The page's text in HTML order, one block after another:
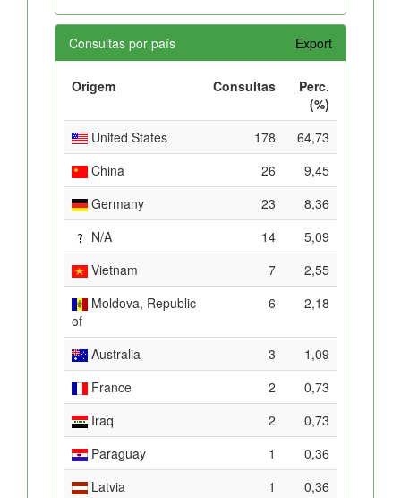
Consultas por país Export
Origem Consultas
Perc.
(%)
United States
178
64,73
China
26
9,45
Germany
23
8,36
N/A
14
5,09
Vietnam
7
2,55
Moldova, Republic
of
6 2,18
Australia 3
1,09
France
2
0,73
Iraq
2
0,73
Paraguay
1
0,36
Latvia
1
0,36